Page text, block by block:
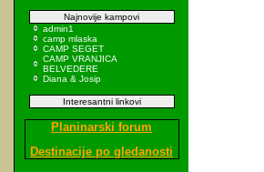
Najnovije kampovi
admin1
camp mlaska
CAMP SEGET
CAMP VRANJICA
BELVEDERE
Diana & Josip
Interesantni linkovi
Planinarski forum
Destinacije po gledanosti